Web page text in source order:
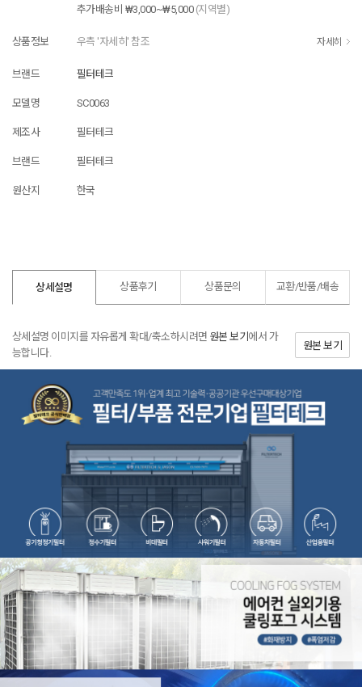
추가배송비 ₩3,000~₩5,000 (지역별)
상품정보 우측 '자세히' 참조 자세히
브랜드 필터테크
모델명 SC0063
제조사 필터테크
브랜드 필터테크
원산지 한국
상세설명 상품후기 상품문의 교환/반품/배송
상세설명 이미지를 자유롭게 확대/축소하시려면 원본 보기 에서 가
능합니다.
원본 보기